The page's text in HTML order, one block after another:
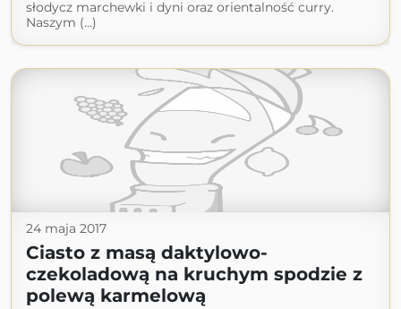
słodycz marchewki i dyni oraz orientalność curry.
Naszym (...)
24 maja 2017
Ciasto z masą daktylowo-
czekoladową na kruchym spodzie z
polewą karmelową